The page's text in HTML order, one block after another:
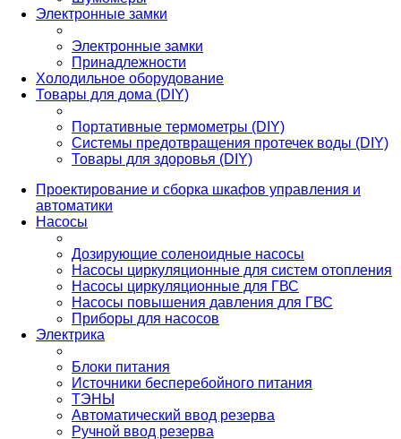
Электронные замки
Электронные замки
Принадлежности
Холодильное оборудование
Товары для дома (DIY)
Портативные термометры (DIY)
Системы предотвращения протечек воды (DIY)
Товары для здоровья (DIY)
Проектирование и сборка шкафов управления и
автоматики
Насосы
Дозирующие соленоидные насосы
Насосы циркуляционные для систем отопления
Насосы циркуляционные для ГВС
Насосы повышения давления для ГВС
Приборы для насосов
Электрика
Блоки питания
Источники бесперебойного питания
ТЭНЫ
Автоматический ввод резерва
Ручной ввод резерва